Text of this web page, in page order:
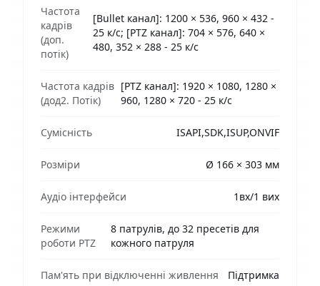
Частота
кадрів
(доп.
потік)
[Bullet канал]: 1200 × 536, 960 × 432 -
25 к/с; [PTZ канал]: 704 × 576, 640 ×
480, 352 × 288 - 25 к/с
Частота кадрів
(дод2. Потік)
[PTZ канал]: 1920 × 1080, 1280 ×
960, 1280 × 720 - 25 к/с
Сумісність ISAPI,SDK,ISUP,ONVIF
Розміри Ø 166 × 303 мм
Аудіо інтерфейси 1вх/1 вих
Режими
роботи PTZ
8 патрулів, до 32 пресетів для
кожного патруля
Пам'ять при відключенні живлення Підтримка